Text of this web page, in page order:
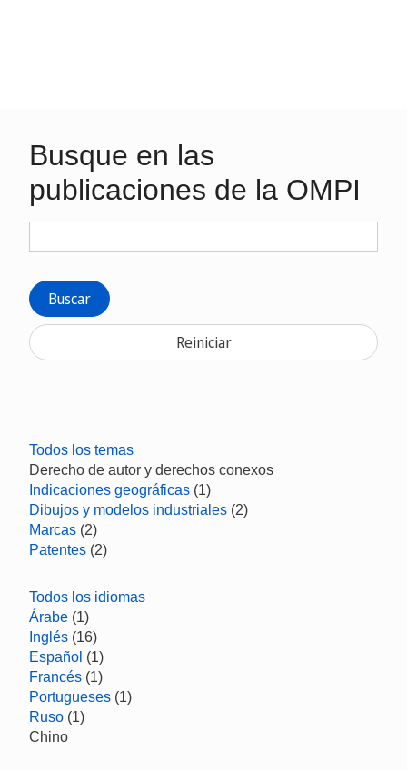
Busque en las
publicaciones de la OMPI
Buscar
Reiniciar
Todos los temas
Derecho de autor y derechos conexos
Indicaciones geográficas (1)
Dibujos y modelos industriales (2)
Marcas (2)
Patentes (2)
Todos los idiomas
Árabe (1)
Inglés (16)
Español (1)
Francés (1)
Portugueses (1)
Ruso (1)
Chino